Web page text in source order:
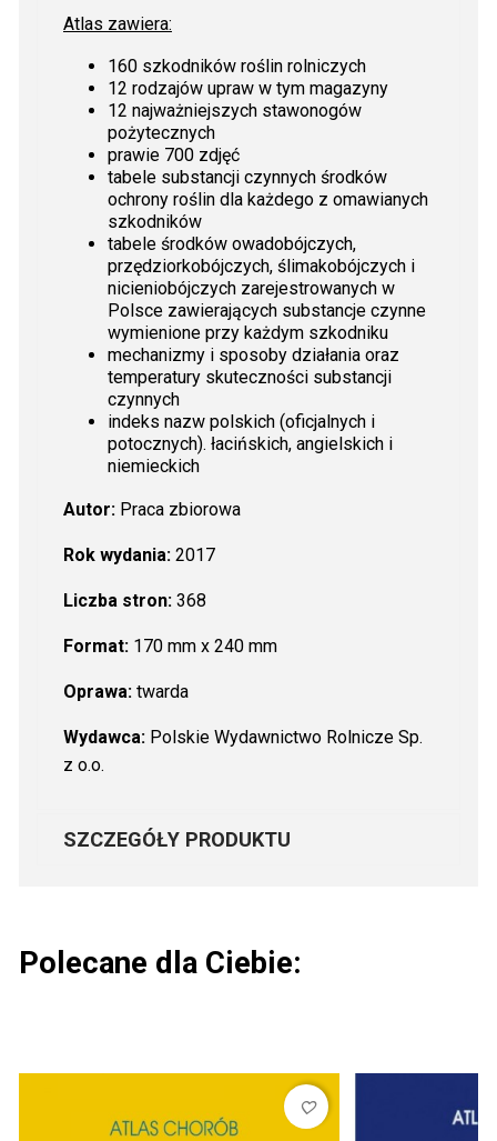
Atlas zawiera:
160 szkodników roślin rolniczych
12 rodzajów upraw w tym magazyny
12 najważniejszych stawonogów
pożytecznych
prawie 700 zdjęć
tabele substancji czynnych środków
ochrony roślin dla każdego z omawianych
szkodników
tabele środków owadobójczych,
przędziorkobójczych, ślimakobójczych i
nicieniobójczych zarejestrowanych w
Polsce zawierających substancje czynne
wymienione przy każdym szkodniku
mechanizmy i sposoby działania oraz
temperatury skuteczności substancji
czynnych
indeks nazw polskich (oficjalnych i
potocznych). łacińskich, angielskich i
niemieckich
Autor: Praca zbiorowa
Rok wydania:2017
Liczba stron:368
Format:170 mm x 240 mm
Oprawa:twarda
Wydawca: Polskie Wydawnictwo Rolnicze Sp.
z o.o.
SZCZEGÓŁY PRODUKTU
Polecane dla Ciebie:
favorite_border